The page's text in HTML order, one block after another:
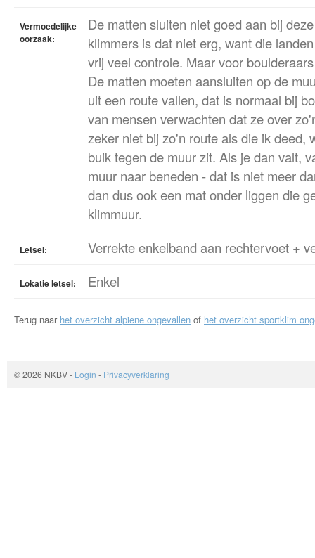
Vermoedelijke
oorzaak:
De matten sluiten niet goed aan bij
klimmers is dat niet erg, want die
vrij veel controle. Maar voor
De matten moeten aansluiten op de
uit een route vallen, dat is normaal bij
van mensen verwachten dat ze over
zeker niet bij zo'n route als die ik deed,
buik tegen de muur zit. Als je dan valt,
muur naar beneden - dat is niet meer
dan dus ook een mat onder liggen die
klimmuur.
Letsel: Verrekte enkelband aan rechtervoet +
Lokatie letsel: Enkel
Terug naar het overzicht alpiene ongevallen of het overzicht sportklim
© 2026 NKBV- Login - Privacyverklaring